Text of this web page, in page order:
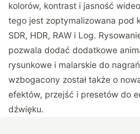
kolorów, kontrast i jasność
tego jest zoptymalizowana pod
SDR, HDR, RAW i Log.
pozwala dodać dodatkowe
rysunkowe i malarskie do
wzbogacony został także o
efektów, przejść i presetów do
dźwięku.